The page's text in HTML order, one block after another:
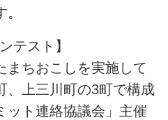
テスト】
ちおこしを実施して
、上三川町の3町で構成
ット連絡協議会」主催